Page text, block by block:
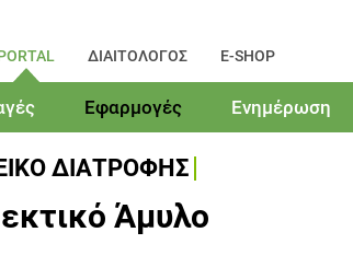
ΔΙΑΙΤΟΛΟΓΟΣ E-SHOP
Εφαρμογές Ενημέρωση
ΔΙΑΤΡΟΦΗΣ
Άμυλο